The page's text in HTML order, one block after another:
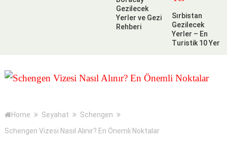
Gezilecek
Yerler ve Gezi
Rehberi
Sırbistan
Gezilecek
Yerler – En
Turistik 10 Yer
Home Seyahat
Schengen
Schengen Vizesi Nasıl Alınır? En Önemli Noktalar